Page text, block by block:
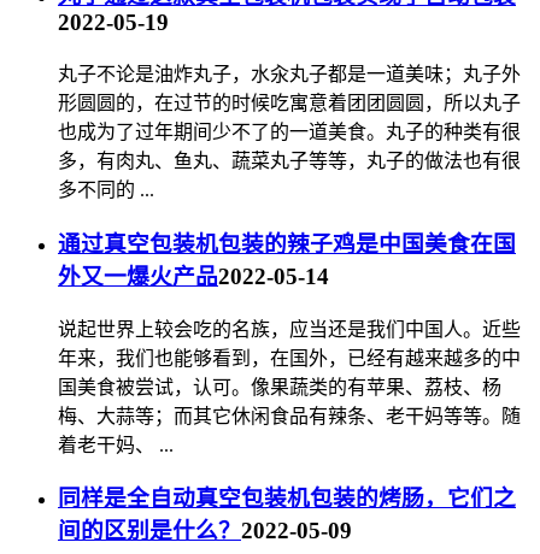
2022-05-19
丸子不论是油炸丸子，水汆丸子都是一道美味；丸子外
形圆圆的，在过节的时候吃寓意着团团圆圆，所以丸子
也成为了过年期间少不了的一道美食。丸子的种类有很
多，有肉丸、鱼丸、蔬菜丸子等等，丸子的做法也有很
多不同的 ...
通过真空包装机包装的辣子鸡是中国美食在国
外又一爆火产品2022-05-14
说起世界上较会吃的名族，应当还是我们中国人。近些
年来，我们也能够看到，在国外，已经有越来越多的中
国美食被尝试，认可。像果蔬类的有苹果、荔枝、杨
梅、大蒜等；而其它休闲食品有辣条、老干妈等等。随
着老干妈、 ...
同样是全自动真空包装机包装的烤肠，它们之
间的区别是什么？ 2022-05-09